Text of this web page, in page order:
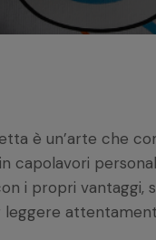
è un’arte che
capolavori
i propri vantaggi,